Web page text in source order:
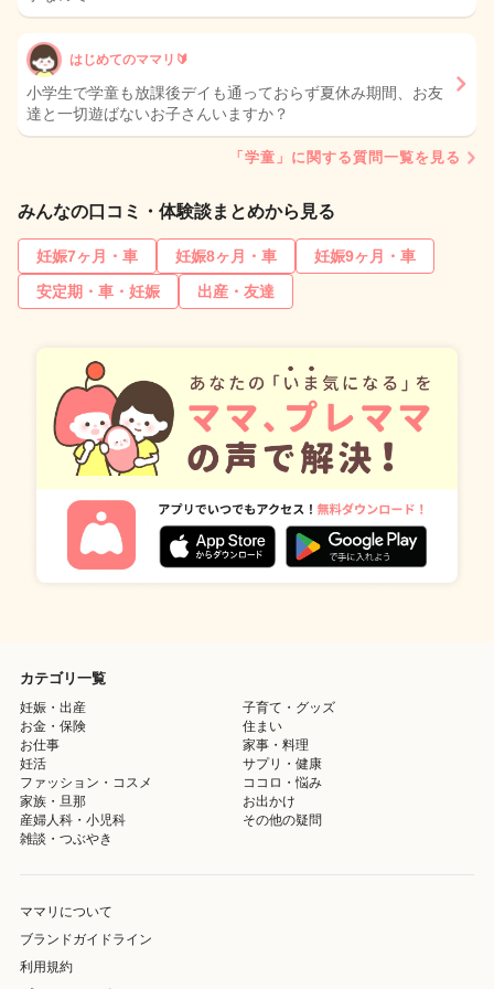
はじめてのママリ🔰
小学生で学童も放課後デイも通っておらず夏休み期間、お友
達と一切遊ばないお子さんいますか？
「学童」に関する質問一覧を見る
みんなの口コミ・体験談まとめから見る
妊娠7ヶ月・車 妊娠8ヶ月・車
妊娠9ヶ月・車
安定期・車・妊娠
出産・友達
カテゴリ一覧
妊娠・出産
子育て・グッズ
お金・保険
住まい
お仕事
家事・料理
妊活
サプリ・健康
ファッション・コスメ
ココロ・悩み
家族・旦那
お出かけ
産婦人科・小児科
その他の疑問
雑談・つぶやき
ママリについて
ブランドガイドライン
利用規約